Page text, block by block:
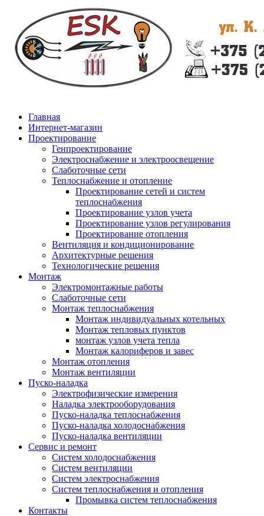
Главная
Интернет-магазин
Проектирование
Генпроектирование
Электроснабжение и электроосвещение
Слаботочные сети
Теплоснабжение и отопление
Проектирование сетей и систем
теплоснабжения
Проектирование узлов учета
Проектирование узлов регулирования
Проектирование отопления
Вентиляция и кондиционирование
Архитектурные решения
Технологические решения
Монтаж
Электромонтажные работы
Слаботочные сети
Монтаж теплоснабжения
Монтаж индивидуальных котельных
Монтаж тепловых пунктов
монтаж узлов учета тепла
Монтаж калориферов и завес
Монтаж отопления
Монтаж вентиляции
Пуско-наладка
Электрофизические измерения
Наладка электрооборудования
Пуско-наладка теплоснабжения
Пуско-наладка холодоснабжения
Пуско-наладка вентиляции
Сервис и ремонт
Систем холодоснабжения
Систем вентиляции
Систем электроснабжения
Систем теплоснабжения и отопления
Промывка систем теплоснабжения
Контакты